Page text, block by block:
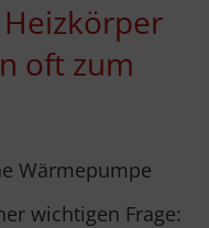
oft zum
Wärmepumpe
wichtigen Frage: